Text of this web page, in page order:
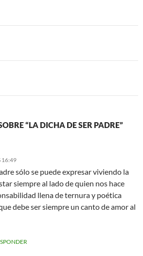
“LA DICHA DE SER PADRE”
16:49
sólo se puede expresar viviendo la
siempre al lado de quien nos hace
llena de ternura y poética
debe ser siempre un canto de amor al